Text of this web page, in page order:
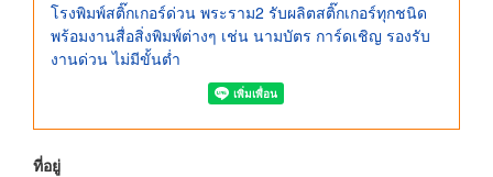
โรงพิมพ์สติ๊กเกอร์ด่วน พระราม2 รับผลิตสติ๊กเกอร์ทุกชนิด
พร้อมงานสื่อสิ่งพิมพ์ต่างๆ เช่น นามบัตร การ์ดเชิญ รองรับ
งานด่วน ไม่มีขั้นต่ำ
ที่อยู่